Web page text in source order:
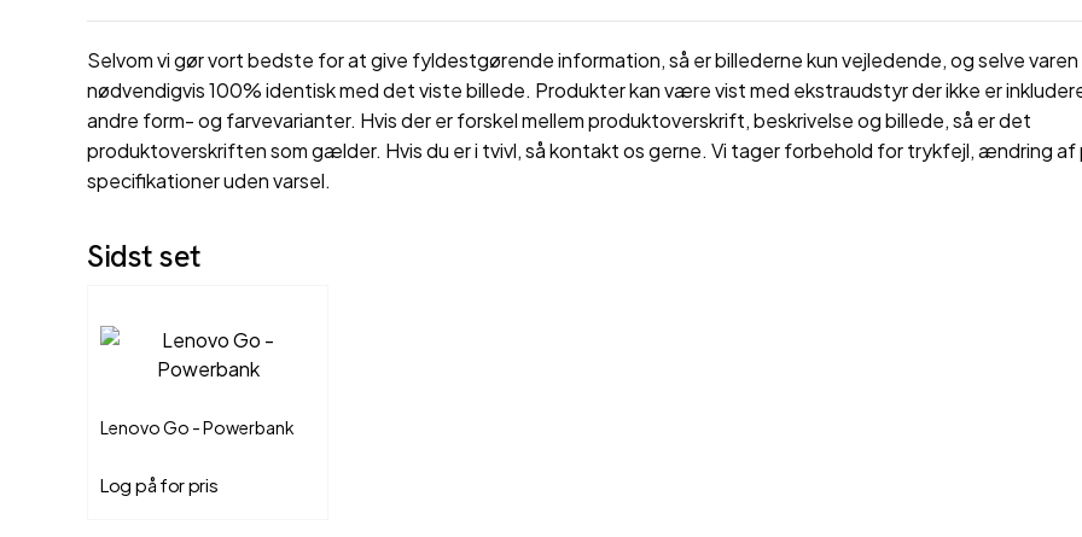
Selvom vi gør vort bedste for at give fyldestgørende information, så er billederne kun vejledende, og selve varen
nødvendigvis 100% identisk med det viste billede. Produkter kan være vist med ekstraudstyr der ikke er
andre form- og farvevarianter. Hvis der er forskel mellem produktoverskrift, beskrivelse og billede, så er det
produktoverskriften som gælder. Hvis du er i tvivl, så kontakt os gerne. Vi tager forbehold for trykfejl, ændring af
specifikationer uden varsel.
Sidst set
Lenovo Go - Powerbank
Log på for pris